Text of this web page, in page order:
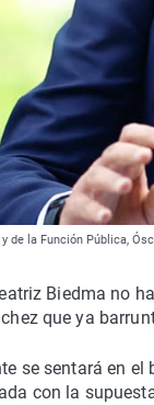
la Función Pública,
Biedma no
que ya
se sentará en
con la